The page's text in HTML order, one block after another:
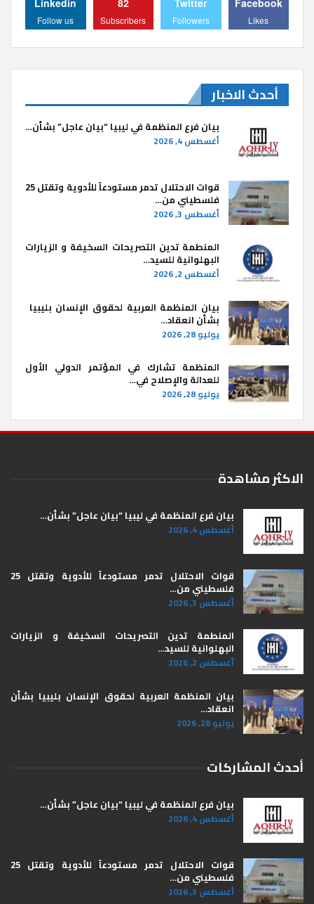
Facebook
Likes
Twitter
Followers
82
Subscribers
Linkedin
Follow us
أحدث الاخبار
بيان فرع المنظمة في ليبيا “بيان عاجل” بشأن…
أغسطس 4, 2026
قوات الاحتلال تدمر مستودعاً للأدوية وتقتل 25
فلسطيني من…
أغسطس 3, 2026
المنطمة تدين التصريحات السخيفة و الزيارات
البهلوانية للسيد…
أغسطس 2, 2026
بيان المنظمة العربية لحقوق الإنسان بليبيا ​
بشأن انعقاد…
يوليو 28, 2026
المنظمة تشارك في المؤتمر الدولي الأول
للعدالة والإصلاح في…
يوليو 28, 2026
الاكثر مشاهدة
بيان فرع المنظمة في ليبيا “بيان عاجل” بشأن…
أغسطس 4, 2026
قوات الاحتلال تدمر مستودعاً للأدوية وتقتل 25
فلسطيني من…
أغسطس 3, 2026
المنطمة تدين التصريحات السخيفة و الزيارات
البهلوانية للسيد…
أغسطس 2, 2026
بيان المنظمة العربية لحقوق الإنسان بليبيا ​بشأن
انعقاد…
يوليو 28, 2026
أحدث المشاركات
بيان فرع المنظمة في ليبيا “بيان عاجل” بشأن…
أغسطس 4, 2026
قوات الاحتلال تدمر مستودعاً للأدوية وتقتل 25
فلسطيني من…
أغسطس 3, 2026